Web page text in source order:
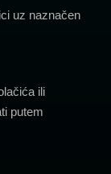
uz naznačen
ili
putem